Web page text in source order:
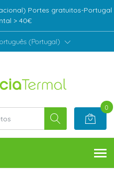
Portes gratuitos-Portugal
> 40€
(Portugal)
0